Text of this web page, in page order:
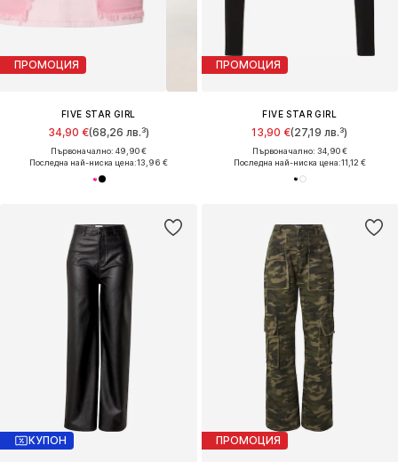
ПРОМОЦИЯ
FIVE STAR GIRL
34,90 €(68,26 лв.³)
Първоначално: 49,90 €
Последна най-ниска цена:13,96 €
ПРОМОЦИЯ
FIVE STAR GIRL
13,90 €(27,19 лв.³)
Първоначално: 34,90 €
Последна най-ниска цена:11,12 €
КУПОН ПРОМОЦИЯ